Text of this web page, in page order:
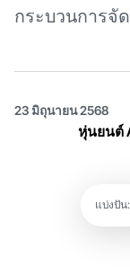
กระบวนการจั
23 มิถุนายน 2568
หุ่นยนต์
แบ่งปัน: